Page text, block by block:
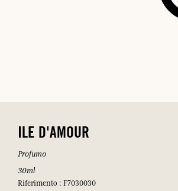
ILE D'AMOUR
Profumo
30ml
Riferimento : F7030030